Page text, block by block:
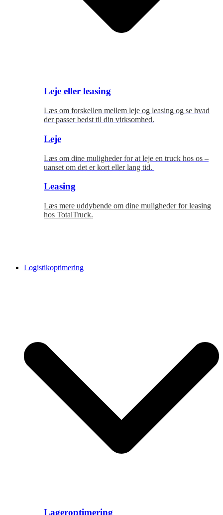
Leje eller leasing
Læs om forskellen mellem leje og leasing og se hvad
der passer bedst til din virksomhed.
Leje
Læs om dine muligheder for at leje en truck hos os –
uanset om det er kort eller lang tid.
Leasing
Læs mere uddybende om dine muligheder for leasing
hos TotalTruck.
Logistikoptimering
Lageroptimering